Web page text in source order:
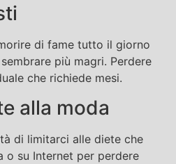
di fame tutto il giorno
più magri. Perdere
che richiede mesi.
alla moda
di limitarci alle diete che
o su Internet per perdere